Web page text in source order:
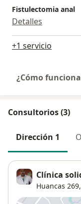
Fistulectomia anal
Detalles
+1 servicio
¿Cómo
Consultorios (3)
Dirección 1
Clínica
Huancas 269,